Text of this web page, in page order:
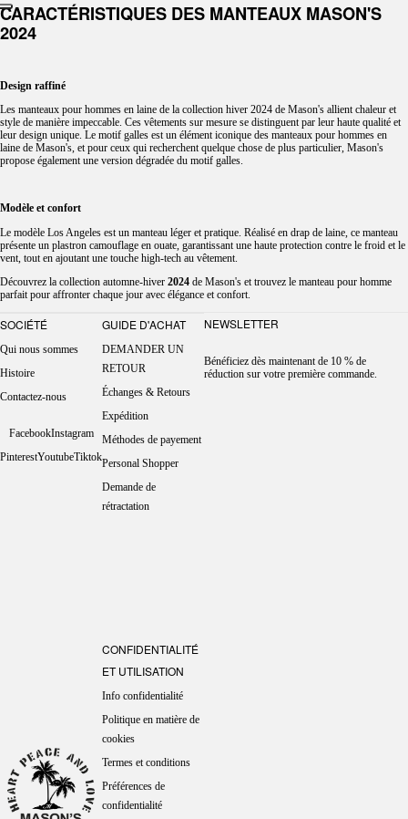
CARACTÉRISTIQUES DES MANTEAUX MASON'S
2024
Design raffiné
Les manteaux pour hommes en laine de la collection hiver 2024 de Mason's allient chaleur et
style de manière impeccable. Ces vêtements sur mesure se distinguent par leur haute qualité et
leur design unique. Le motif galles est un élément iconique des manteaux pour hommes en
laine de Mason's, et pour ceux qui recherchent quelque chose de plus particulier, Mason's
propose également une version dégradée du motif galles.
Modèle et confort
Le modèle Los Angeles est un manteau léger et pratique. Réalisé en drap de laine, ce manteau
présente un plastron camouflage en ouate, garantissant une haute protection contre le froid et le
vent, tout en ajoutant une touche high-tech au vêtement.
Découvrez la collection automne-hiver 2024 de Mason's et trouvez le manteau pour homme
parfait pour affronter chaque jour avec élégance et confort.
NEWSLETTER
Bénéficiez dès maintenant de 10 % de
réduction sur votre première commande.
SOCIÉTÉ
Qui nous sommes
Histoire
Contactez-nous
FacebookInstagram
PinterestYoutubeTiktok
GUIDE D'ACHAT
DEMANDER UN
RETOUR
Échanges & Retours
Expédition
Méthodes de payement
Personal Shopper
Demande de
rétractation
CONFIDENTIALITÉ
ET UTILISATION
Info confidentialité
Politique en matière de
cookies
Termes et conditions
Préférences de
confidentialité